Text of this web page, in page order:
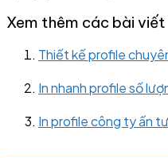
Xem thêm các bài viết
Thiết kế profile
In nhanh profile số
In profile công ty ấn